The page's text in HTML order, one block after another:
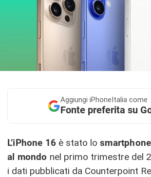
Aggiungi iPhoneItalia come
Fonte preferita su
L’iPhone 16 è stato lo
al mondo nel primo trimestre del
i dati pubblicati da Counterpoint